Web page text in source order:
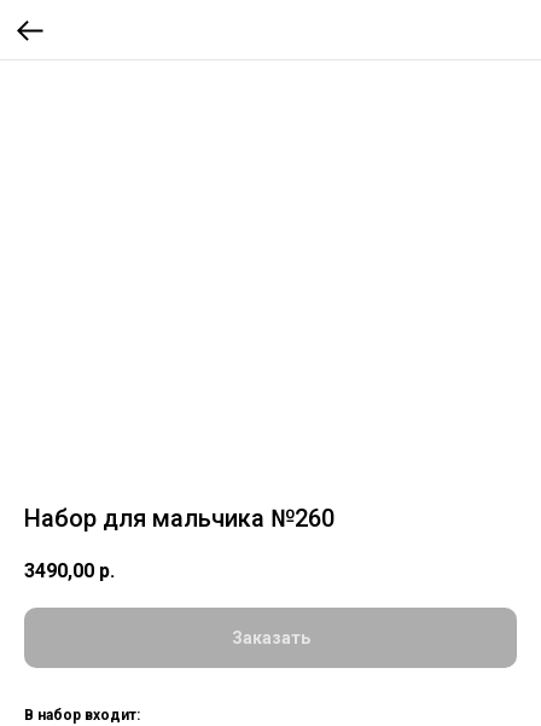
Набор для мальчика №260
3490,00 р.
Заказать
В набор входит: